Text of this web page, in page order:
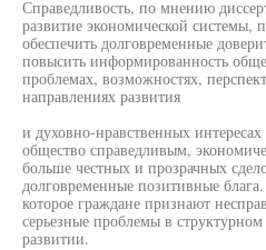
Справедливость, по мнению
развитие экономической системы,
обеспечить долговременные
повысить информированность
проблемах, возможностях,
направлениях развития
и духовно-нравственных
общество справедливым,
больше честных и прозрачных
долговременные позитивные
которое граждане признают
серьезные проблемы в
развитии.